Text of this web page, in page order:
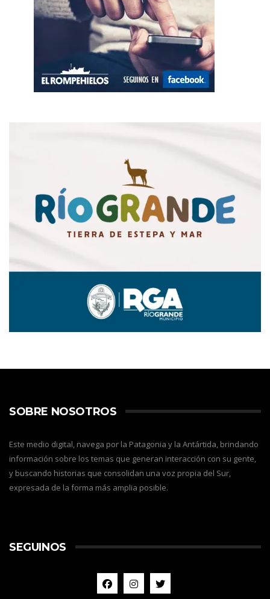
SOBRE NOSOTROS
Este medio digital, navega por la Patagonia y la Antártida, brindando
información sobre los temas que generan interacción con su gente,
y buscando historias que consolidan una voz propia del Sur,
expresada de la forma más amplia posible.
SEGUINOS